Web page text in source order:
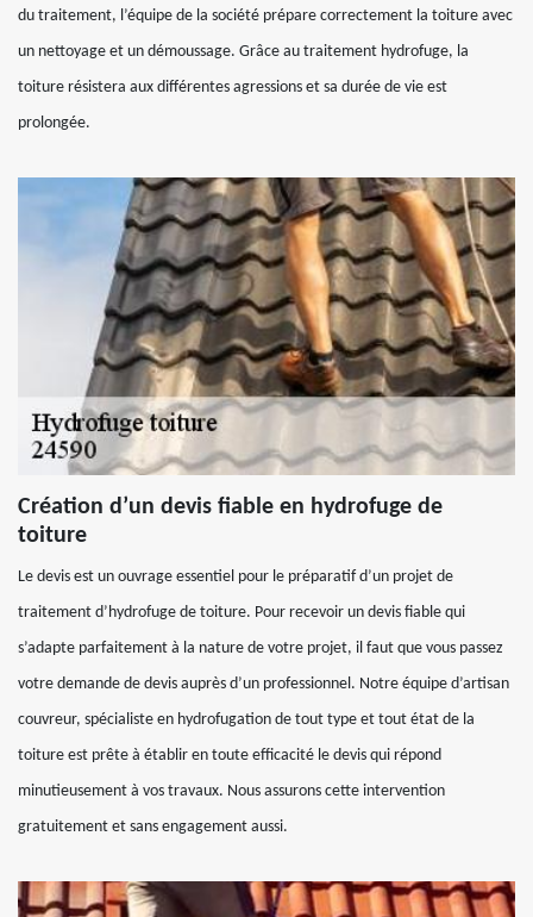
du traitement, l’équipe de la société prépare correctement la toiture avec
un nettoyage et un démoussage. Grâce au traitement hydrofuge, la
toiture résistera aux différentes agressions et sa durée de vie est
prolongée.
Création d’un devis fiable en hydrofuge de
toiture
Le devis est un ouvrage essentiel pour le préparatif d’un projet de
traitement d’hydrofuge de toiture. Pour recevoir un devis fiable qui
s’adapte parfaitement à la nature de votre projet, il faut que vous passez
votre demande de devis auprès d’un professionnel. Notre équipe d’artisan
couvreur, spécialiste en hydrofugation de tout type et tout état de la
toiture est prête à établir en toute efficacité le devis qui répond
minutieusement à vos travaux. Nous assurons cette intervention
gratuitement et sans engagement aussi.